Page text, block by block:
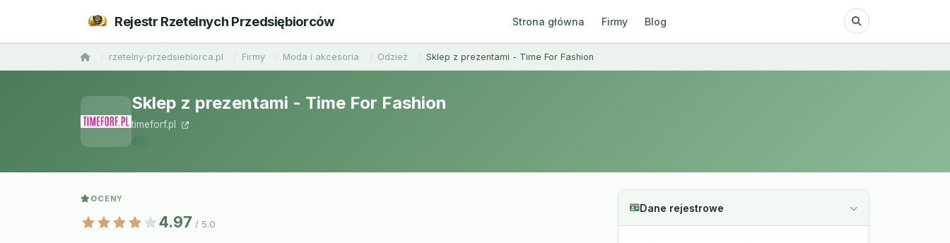
Rejestr Rzetelnych Przedsiębiorców Strona główna Firmy Blog
rzetelny-przedsiebiorca.pl Firmy Moda i akcesoria Odzież Sklep z prezentami - Time For Fashion
Sklep z prezentami - Time For Fashion
timeforf.pl
Dane rejestrowe
OCENY
4.97 / 5.0